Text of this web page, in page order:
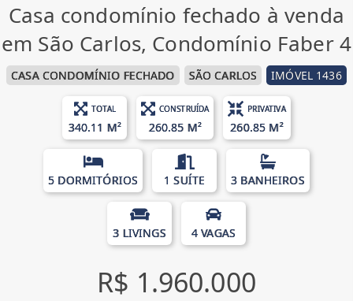
Casa condomínio fechado à venda
em São Carlos, Condomínio Faber 4
CASA CONDOMÍNIO FECHADO SÃO CARLOS IMÓVEL 1436
TOTAL
340.11 M²
CONSTRUÍDA
260.85 M²
PRIVATIVA
260.85 M²
5 DORMITÓRIOS 1 SUÍTE 3 BANHEIROS
3 LIVINGS 4 VAGAS
R$ 1.960.000